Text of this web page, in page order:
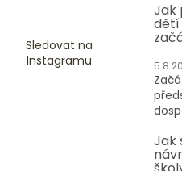
Sledovat na
Instagramu
Jak
dětí
Jak